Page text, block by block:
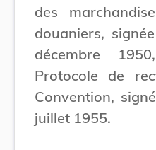
des
douaniers,
décembre
Protocole de
Convention,
juillet 1955.